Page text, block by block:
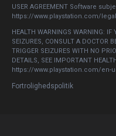
USER AGREEMENT Software
https://www.playstation.com/
HEALTH WARNINGS WARNING: IF
SEIZURES, CONSULT A DOCTOR
TRIGGER SEIZURES WITH NO
DETAILS, SEE IMPORTANT
https://www.playstation.com/en-
Fortrolighedspolitik